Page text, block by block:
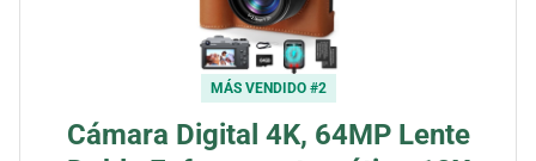
MÁS VENDIDO #2
Cámara Digital 4K, 64MP Lente